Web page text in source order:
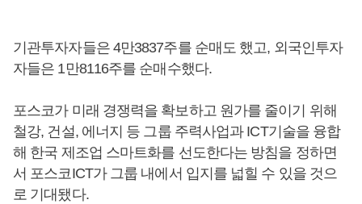
기관투자자들은 4만3837주를 순매도 했고, 외국인투자
자들은 1만8116주를 순매수했다.
포스코가 미래 경쟁력을 확보하고 원가를 줄이기 위해
철강, 건설, 에너지 등 그룹 주력사업과 ICT기술을 융합
해 한국 제조업 스마트화를 선도한다는 방침을 정하면
서 포스코ICT가 그룹 내에서 입지를 넓힐 수 있을 것으
로 기대됐다.